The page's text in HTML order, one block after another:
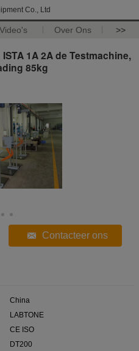
Co., Ltd
Video's Over Ons >>
1A 2A de Testmachine,
85kg
Contacteer ons
China
LABTONE
CE ISO
DT200